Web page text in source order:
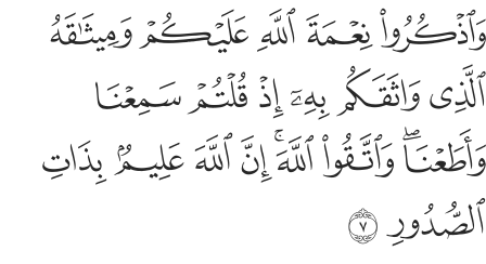
واذكروا نعمة الله عليكم وميثاقه الذي واثقكم به اذ قلتم سمعنا واطعنا
وَٱذْكُرُوا۟ نِعْمَةَ ٱللَّهِ عَلَيْكُمْ وَمِيثَـٰقَهُ ٱلَّذِى وَاثَقَكُم
ﲂﲃﲄﲅﲆ
ﲇﲈﲉﲊﲋﲌ
ﲍﲎﲏﲐﲑﲒﲓﲔﲕ
ﲖﲗ